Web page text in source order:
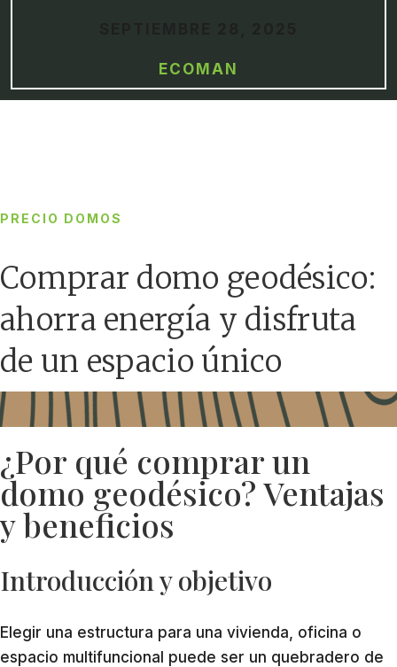
ECOMAN
PRECIO DOMOS
Comprar domo geodésico:
ahorra energía y disfruta
de un espacio único
¿Por qué comprar un
domo geodésico? Ventajas
y beneficios
Introducción y objetivo
Elegir una estructura para una vivienda, oficina o
espacio multifuncional puede ser un quebradero de